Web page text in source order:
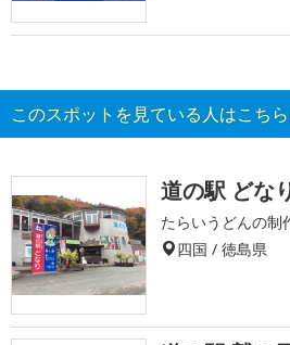
このスポットを見ている人はこち
道の駅 どな
たらいうどんの制
四国 / 徳島県